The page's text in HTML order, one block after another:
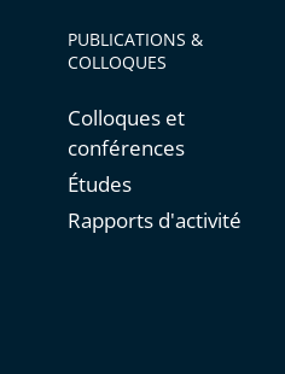
PUBLICATIONS &
COLLOQUES
Colloques et
conférences
Études
Rapports d'activité